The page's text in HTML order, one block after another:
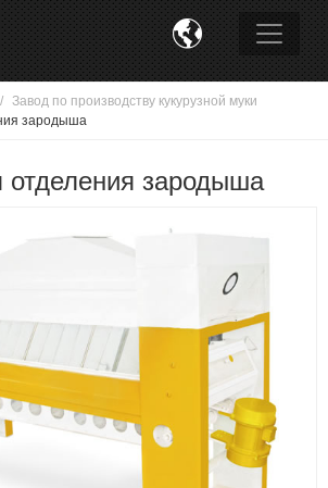

Завод по производству кукурузной муки
зародыша
зародыша